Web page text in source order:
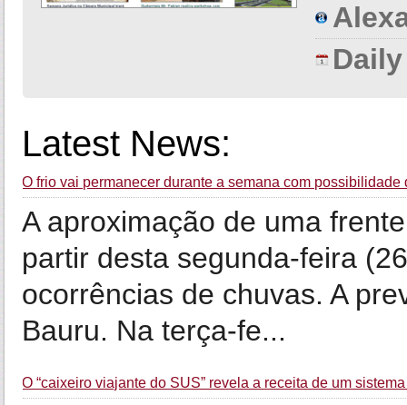
Latest News:
O frio vai permanecer durante a semana com possibilidade
A aproximação de uma
partir desta segunda-feira
ocorrências de chuvas. A
Bauru. Na terça-fe...
O “caixeiro viajante do SUS” revela a receita de um